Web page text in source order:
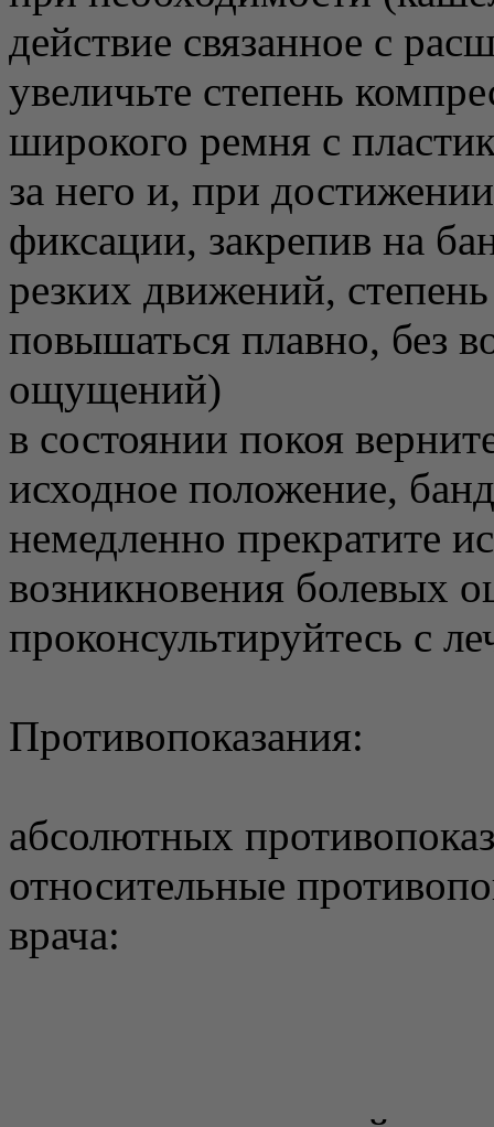
действие связанное с
увеличьте степень
широкого ремня с
за него и, при
фиксации, закрепив на
резких движений,
повышаться плавно, без
ощущений)
в состоянии покоя
исходное положение,
немедленно прекратите
возникновения болевых
проконсультируйтесь с
Противопоказания:
абсолютных
относительные
врача: